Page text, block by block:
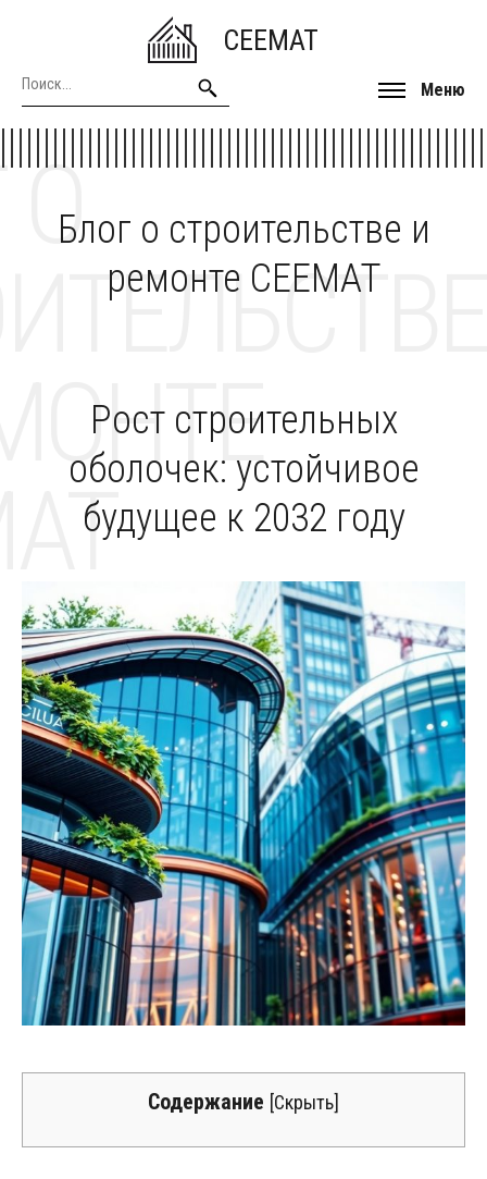
CEEMAT
Меню
Блог о строительстве и
ремонте CEEMAT
О
Рост строительных
оболочек: устойчивое
будущее к 2032 году
Содержание [Скрыть]